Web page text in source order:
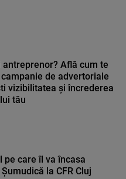
antreprenor? Află cum te
de advertoriale
vizibilitatea și încrederea
tău
pe care îl va încasa
la CFR Cluj